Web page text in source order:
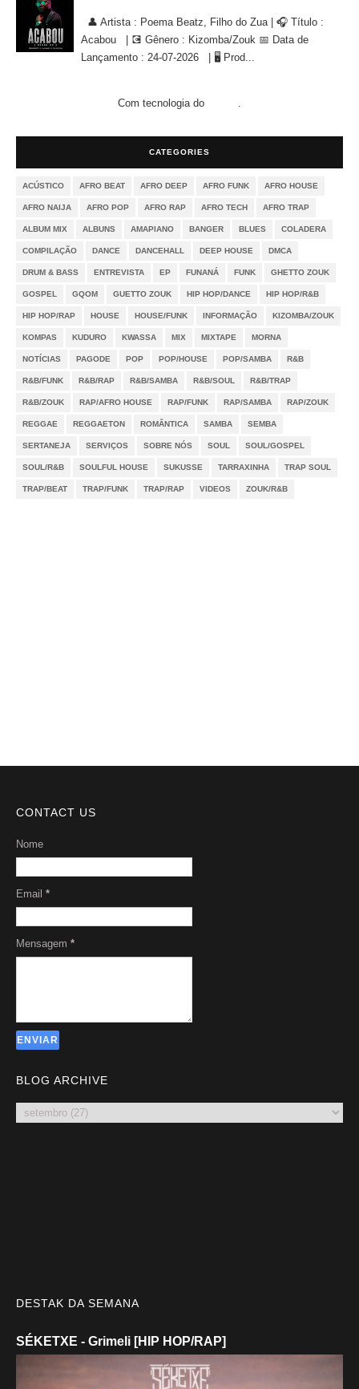
👤 Artista : Poema Beatz, Filho do Zua | 🎧 Título :
Acabou | 💽 Gênero : Kizomba/Zouk 📅 Data de
Lançamento : 24-07-2026 | 🖥 Prod...
Com tecnologia do .
CATEGORIES
ACÚSTICO AFRO BEAT AFRO DEEP AFRO FUNK AFRO HOUSE
AFRO NAIJA AFRO POP AFRO RAP AFRO TECH AFRO TRAP
ALBUM MIX ALBUNS AMAPIANO BANGER BLUES COLADERA
COMPILAÇÃO DANCE DANCEHALL DEEP HOUSE DMCA
DRUM & BASS ENTREVISTA EP FUNANÁ FUNK GHETTO ZOUK
GOSPEL GQOM GUETTO ZOUK HIP HOP/DANCE HIP HOP/R&B
HIP HOP/RAP HOUSE HOUSE/FUNK INFORMAÇÃO KIZOMBA/ZOUK
KOMPAS KUDURO KWASSA MIX MIXTAPE MORNA
NOTÍCIAS PAGODE POP POP/HOUSE POP/SAMBA R&B
R&B/FUNK R&B/RAP R&B/SAMBA R&B/SOUL R&B/TRAP
R&B/ZOUK RAP/AFRO HOUSE RAP/FUNK RAP/SAMBA RAP/ZOUK
REGGAE REGGAETON ROMÂNTICA SAMBA SEMBA
SERTANEJA SERVIÇOS SOBRE NÓS SOUL SOUL/GOSPEL
SOUL/R&B SOULFUL HOUSE SUKUSSE TARRAXINHA TRAP SOUL
TRAP/BEAT TRAP/FUNK TRAP/RAP VIDEOS ZOUK/R&B
CONTACT US
Nome
Email *
Mensagem *
BLOG ARCHIVE
DESTAK DA SEMANA
SÉKETXE - Grimeli [HIP HOP/RAP]